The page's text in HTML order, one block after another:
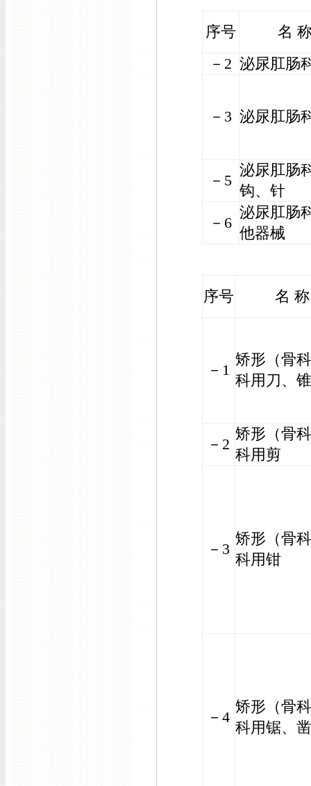
序号
名
－2 泌尿肛肠
－3 泌尿肛肠
－5
泌尿肛肠
钩、针
－6
泌尿肛肠
他器械
序号 名 称
－1
矫形（骨
科用刀、锥
－2
矫形（骨
科用剪
－3
矫形（骨
科用钳
－4
矫形（骨
科用锯、